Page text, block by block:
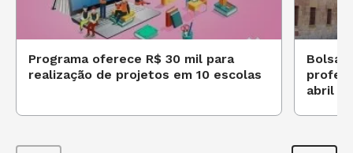
Programa oferece R$ 30 mil para
realização de projetos em 10 escolas
Bolsa
abril